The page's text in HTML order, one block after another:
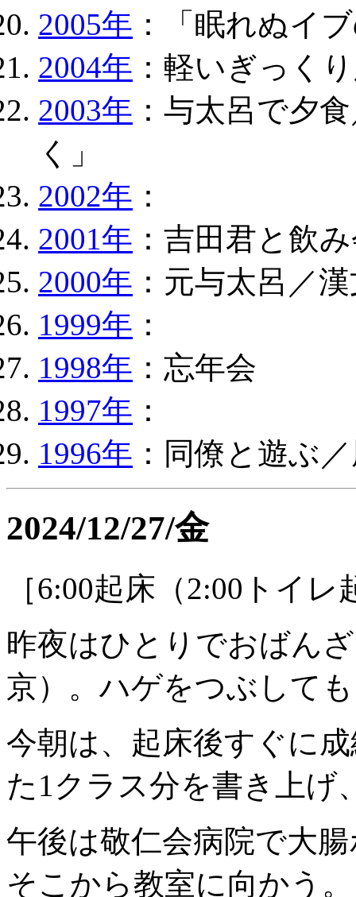
2005年 ：「眠れぬイ
2004年 ：軽いぎっく
2003年 ：与太呂で夕
く」
2002年 ：
2001年 ：吉田君と飲
2000年 ：元与太呂／
1999年 ：
1998年 ：忘年会
1997年 ：
1996年 ：同僚と遊ぶ
2024/12/27/金
［6:00起床（2:00トイ
昨夜はひとりでおばん
京）。ハゲをつぶして
今朝は、起床後すぐに
た1クラス分を書き上げ
午後は敬仁会病院で大
そこから教室に向かう。